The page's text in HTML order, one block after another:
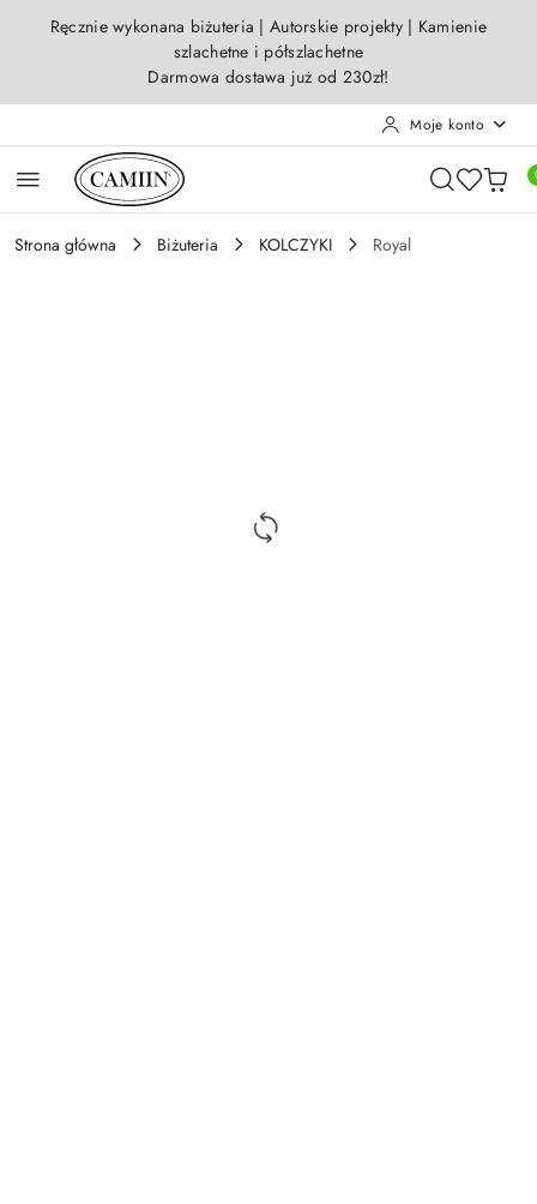
Przejdź do treści głównej
Przejdź do wyszukiwarki
Przejdź do moje konto
Przejdź do menu głównego
Przejdź do opisu produktu
Przejdź do stopki
Ręcznie wykonana biżuteria | Autorskie projekty | Kamienie
szlachetne i półszlachetne
Darmowa dostawa już od 230zł!
Moje konto
Strona główna Biżuteria KOLCZYKI Royal